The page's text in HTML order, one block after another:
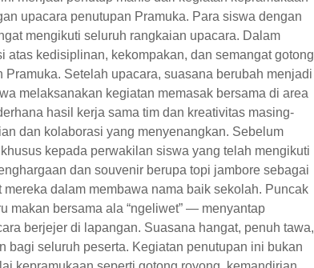
upacara penutupan Pramuka. Para siswa dengan
mengikuti seluruh rangkaian upacara. Dalam
kedisiplinan, kekompakan, dan semangat gotong
Setelah upacara, suasana berubah menjadi
melaksanakan kegiatan memasak bersama di area
hasil kerja sama tim dan kreativitas masing-
dan kolaborasi yang menyenangkan. Sebelum
kepada perwakilan siswa yang telah mengikuti
dan souvenir berupa topi jambore sebagai
dalam membawa nama baik sekolah. Puncak
makan bersama ala “ngeliwet” — menyantap
berjejer di lapangan. Suasana hangat, penuh tawa,
bagi seluruh peserta. Kegiatan penutupan ini bukan